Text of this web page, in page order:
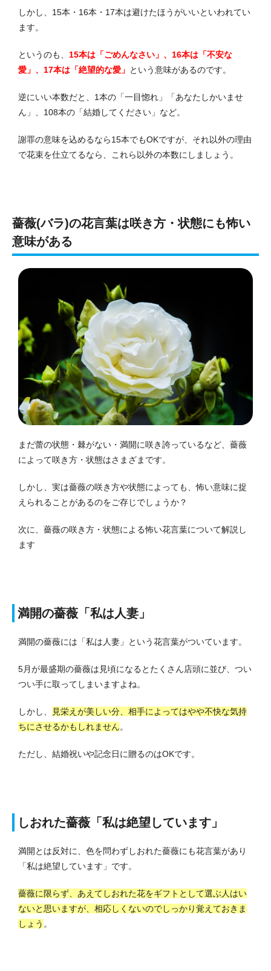
しかし、15本・16本・17本は避けたほうがいいといわれてい
ます。
というのも、 15本は「ごめんなさい」、16本は「不安な
愛」、17本は「絶望的な愛」 という意味があるのです。
逆にいい本数だと、1本の「一目惚れ」「あなたしかいませ
ん」、108本の「結婚してください」など。
謝罪の意味を込めるなら15本でもOKですが、それ以外の理由
で花束を仕立てるなら、これら以外の本数にしましょう。
薔薇(バラ)の花言葉は咲き方・状態にも怖い
意味がある
まだ蕾の状態・棘がない・満開に咲き誇っているなど、薔薇
によって咲き方・状態はさまざまです。
しかし、実は薔薇の咲き方や状態によっても、怖い意味に捉
えられることがあるのをご存じでしょうか？
次に、薔薇の咲き方・状態による怖い花言葉について解説し
ます
満開の薔薇「私は人妻」
満開の薔薇には「私は人妻」という花言葉がついています。
5月が最盛期の薔薇は見頃になるとたくさん店頭に並び、つい
つい手に取ってしまいますよね。
しかし、
見栄えが美しい分、相手によってはやや不快な気持
ちにさせるかもしれません。
ただし、結婚祝いや記念日に贈るのはOKです。
しおれた薔薇「私は絶望しています」
満開とは反対に、色を問わずしおれた薔薇にも花言葉があり
「私は絶望しています」です。
薔薇に限らず、あえてしおれた花をギフトとして選ぶ人はい
ないと思いますが、相応しくないのでしっかり覚えておきま
しょう 。